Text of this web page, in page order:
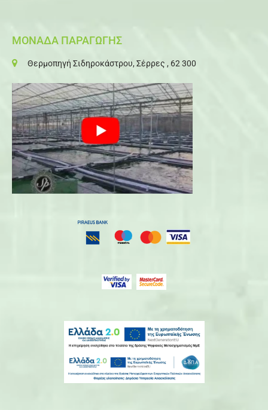
ΜΟΝΑΔΑ ΠΑΡΑΓΩΓΗΣ
Θερμοπηγή Σιδηροκάστρου, Σέρρες , 62 300